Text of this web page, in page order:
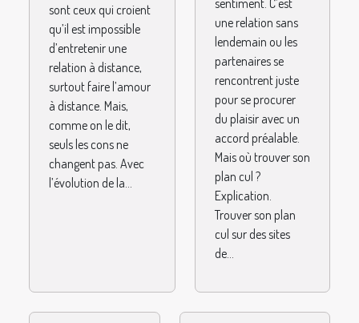
sont ceux qui croient
qu’il est impossible
d’entretenir une
relation à distance,
surtout faire l’amour
à distance. Mais,
comme on le dit,
seuls les cons ne
changent pas. Avec
l’évolution de la...
sentiment. C’est
une relation sans
lendemain ou les
partenaires se
rencontrent juste
pour se procurer
du plaisir avec un
accord préalable.
Mais où trouver son
plan cul ?
Explication.
Trouver son plan
cul sur des sites
de...